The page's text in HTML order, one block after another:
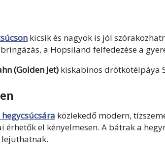
kicsik és nagyok is jól
a Hopsiland felfedezése a
(Golden Jet) kiskabinos drótkötélpáya
közlekedő modern,
el kényelmesen. A bátrak a
lejuthatnak.